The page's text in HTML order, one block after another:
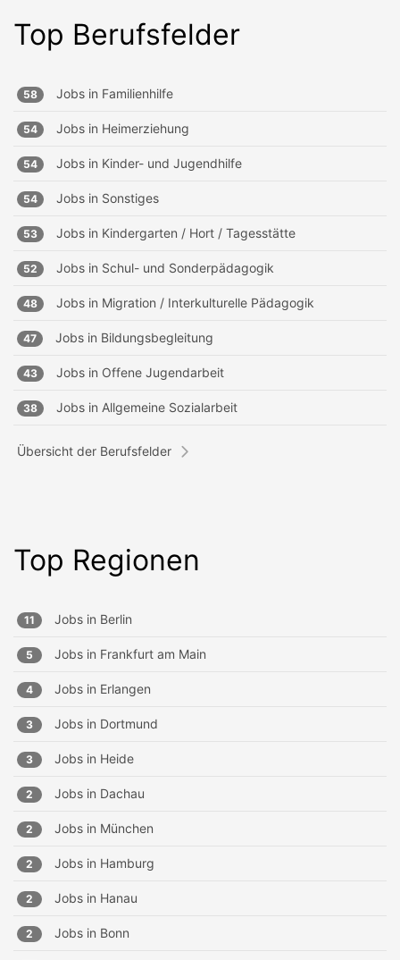
Top Berufsfelder
58 Jobs in Familienhilfe
54 Jobs in Heimerziehung
54 Jobs in Kinder- und Jugendhilfe
54 Jobs in Sonstiges
53 Jobs in Kindergarten / Hort / Tagesstätte
52 Jobs in Schul- und Sonderpädagogik
48 Jobs in Migration / Interkulturelle Pädagogik
47 Jobs in Bildungsbegleitung
43 Jobs in Offene Jugendarbeit
38 Jobs in Allgemeine Sozialarbeit
Übersicht der Berufsfelder
Top Regionen
11 Jobs in Berlin
5 Jobs in Frankfurt am Main
4 Jobs in Erlangen
3 Jobs in Dortmund
3 Jobs in Heide
2 Jobs in Dachau
2 Jobs in München
2 Jobs in Hamburg
2 Jobs in Hanau
2 Jobs in Bonn